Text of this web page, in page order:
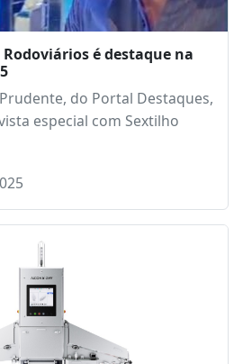
é destaque na
do Portal Destaques,
especial com Sextilho